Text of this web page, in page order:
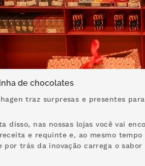
de chocolates
traz surpresas e presentes
disso, nas nossas lojas você vai
e requinte e, ao mesmo
por trás da inovação carrega o